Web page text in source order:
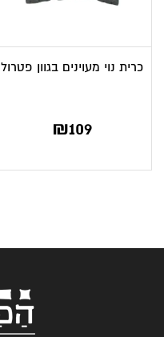
כרית נוי מעוינים בגוון פטרול
₪109